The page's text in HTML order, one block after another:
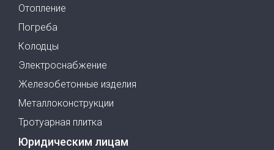
Отопление
Погреба
Колодцы
Электроснабжение
Железобетонные изделия
Металлоконструкции
Тротуарная плитка
Юридическим лицам